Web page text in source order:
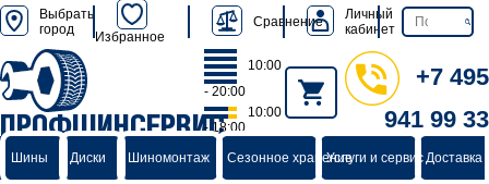
Выбрать
город
Избранное
Сравнение
Личный
кабинет
ПРОФШИНСЕРВИС
группа компаний
10:00
- 20:00
10:00
- 18:00
+7 495
941 99 33
Шины Диски Шиномонтаж Сезонное хранениеУслуги и сервисДоставка